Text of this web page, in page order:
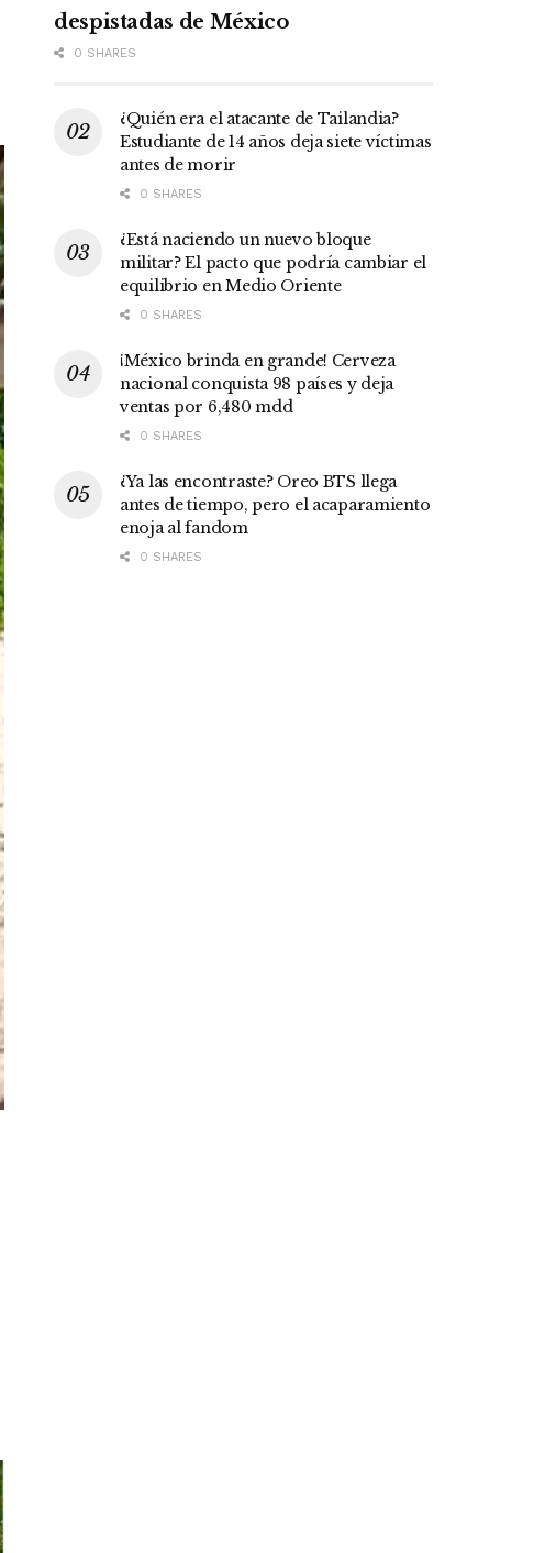
despistadas de México
0 SHARES
¿Quién era el atacante de Tailandia?
Estudiante de 14 años deja siete víctimas
antes de morir
0 SHARES
¿Está naciendo un nuevo bloque
militar? El pacto que podría cambiar el
equilibrio en Medio Oriente
0 SHARES
¡México brinda en grande! Cerveza
nacional conquista 98 países y deja
ventas por 6,480 mdd
0 SHARES
¿Ya las encontraste? Oreo BTS llega
antes de tiempo, pero el acaparamiento
enoja al fandom
0 SHARES